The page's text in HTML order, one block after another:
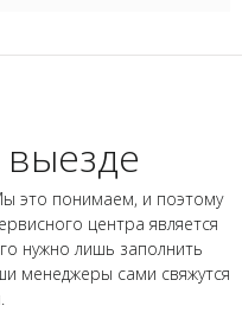
это понимаем, и поэтому
центра является
нужно лишь заполнить
менеджеры сами свяжутся